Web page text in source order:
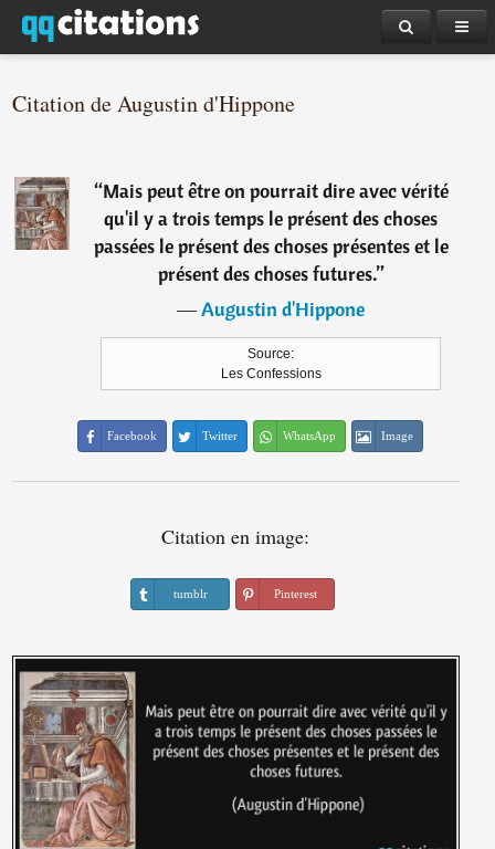
Citation de Augustin d'Hippone
“Mais peut être on pourrait dire avec vérité
qu'il y a trois temps le présent des choses
passées le présent des choses présentes et le
présent des choses futures.”
―Augustin d'Hippone
Source:
Les Confessions
Facebook Twitter WhatsApp Image
Citation en image:
tumblr Pinterest